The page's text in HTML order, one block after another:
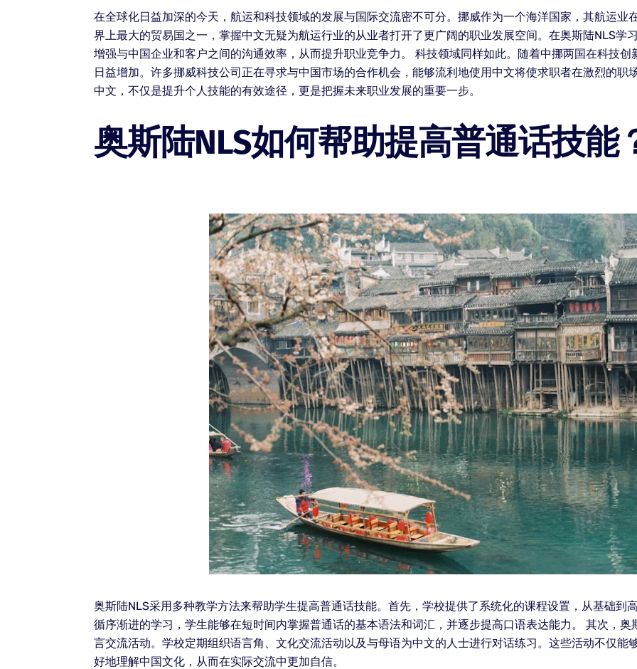
在全球化日益加深的今天，航运和科技领域的发展与国际交流密不可分。挪威作为一个海洋国家，其航运业
界上最大的贸易国之一，掌握中文无疑为航运行业的从业者打开了更广阔的职业发展空间。在奥斯陆NLS学
增强与中国企业和客户之间的沟通效率，从而提升职业竞争力。 科技领域同样如此。随着中挪两国在科技
日益增加。许多挪威科技公司正在寻求与中国市场的合作机会，能够流利地使用中文将使求职者在激烈的职
中文，不仅是提升个人技能的有效途径，更是把握未来职业发展的重要一步。
奥斯陆NLS如何帮助提高普通话技能
奥斯陆NLS采用多种教学方法来帮助学生提高普通话技能。首先，学校提供了系统化的课程设置，从基础到
循序渐进的学习，学生能够在短时间内掌握普通话的基本语法和词汇，并逐步提高口语表达能力。 其次，
言交流活动。学校定期组织语言角、文化交流活动以及与母语为中文的人士进行对话练习。这些活动不仅能
好地理解中国文化，从而在实际交流中更加自信。